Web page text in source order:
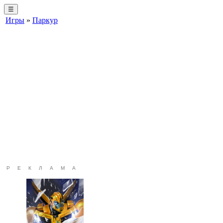
☰
Игры » Паркур
РЕКЛАМА